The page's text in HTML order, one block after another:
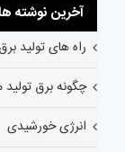
آخرین نوشته
راه های تولید برق
چگونه برق
انرژی خورشیدی